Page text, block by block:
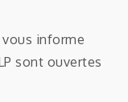
informe
sont ouvertes